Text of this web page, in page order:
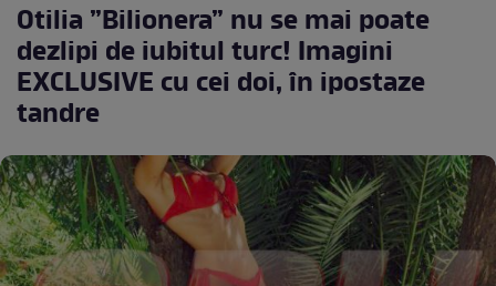
Otilia ”Bilionera” nu se mai poate
dezlipi de iubitul turc! Imagini
EXCLUSIVE cu cei doi, în ipostaze
tandre